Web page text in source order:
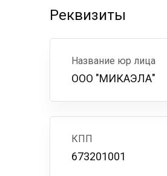
Реквизиты
Название юр лица
ООО "МИКАЭЛА"
КПП
673201001